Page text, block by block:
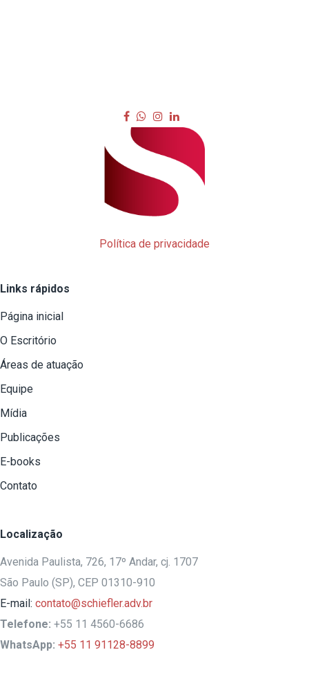
Política de privacidade
Links rápidos
Página inicial
O Escritório
Áreas de atuação
Equipe
Mídia
Publicações
E-books
Contato
Localização
Avenida Paulista, 726, 17º Andar, cj. 1707
São Paulo (SP), CEP 01310-910
E-mail: contato@schiefler.adv.br
Telefone: +55 11 4560-6686
WhatsApp: +55 11 91128-8899